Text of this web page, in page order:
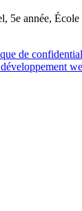
5e année,
de